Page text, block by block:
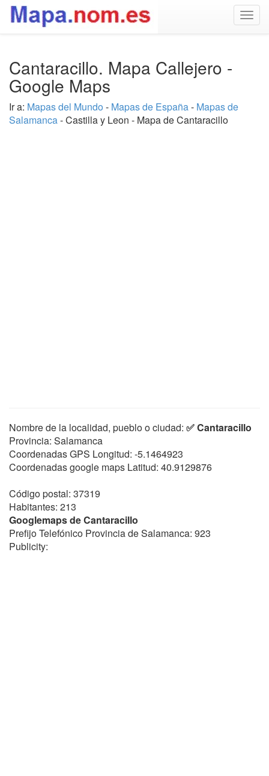
Cantaracillo. Mapa Callejero -
Google Maps
Ir a: Mapas del Mundo - Mapas de España- Mapas de
Salamanca- Castilla y Leon - Mapa de Cantaracillo
Nombre de la localidad, pueblo o ciudad: ✅ Cantaracillo
Provincia: Salamanca
Coordenadas GPS Longitud: -5.1464923
Coordenadas google maps Latitud: 40.9129876
Código postal: 37319
Habitantes: 213
Googlemaps de Cantaracillo
Prefijo Telefónico Provincia de Salamanca: 923
Publicity: